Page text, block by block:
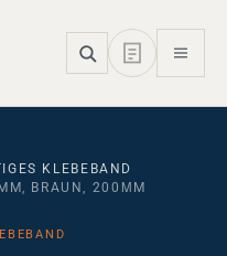
KLEBEBAND
BRAUN, 200ΜM